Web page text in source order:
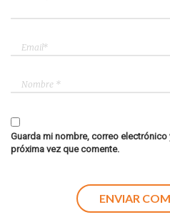
Guarda mi nombre, correo
próxima vez que comente.